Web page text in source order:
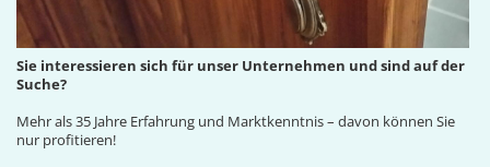
Sie interessieren sich für unser Unternehmen und sind auf der
Suche?
Mehr als 35 Jahre Erfahrung und Marktkenntnis – davon können Sie
nur profitieren!